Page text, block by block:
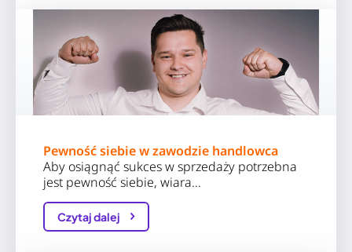
Pewność siebie w zawodzie handlowca
Aby osiągnąć sukces w sprzedaży potrzebna
jest pewność siebie, wiara…
Czytaj dalej